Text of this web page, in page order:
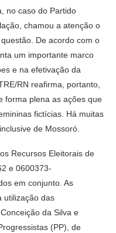
no caso do Partido
chamou a atenção o
De acordo com o
um importante marco
e na efetivação da
RN reafirma, portanto,
forma plena as ações que
fictícias. Há muitas
de Mossoró.
Recursos Eleitorais de
e 0600373-
em conjunto. As
utilização das
da Silva e
(PP), de